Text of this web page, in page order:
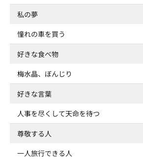
私の夢
憧れの車を買う
好きな食べ物
梅水晶、ぼんじり
好きな言葉
人事を尽くして天命を待つ
尊敬する人
一人旅行できる人